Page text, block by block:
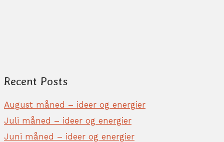
Recent Posts
August måned – ideer og energier
Juli måned – ideer og energier
Juni måned – ideer og energier